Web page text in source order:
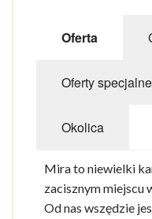
CENY WSTĘPÓW
PLAN MIASTA
Oferta
Oferty specjalne
Okolica
Mira to niewielki
zacisznym miejscu
Od nas wszędzie